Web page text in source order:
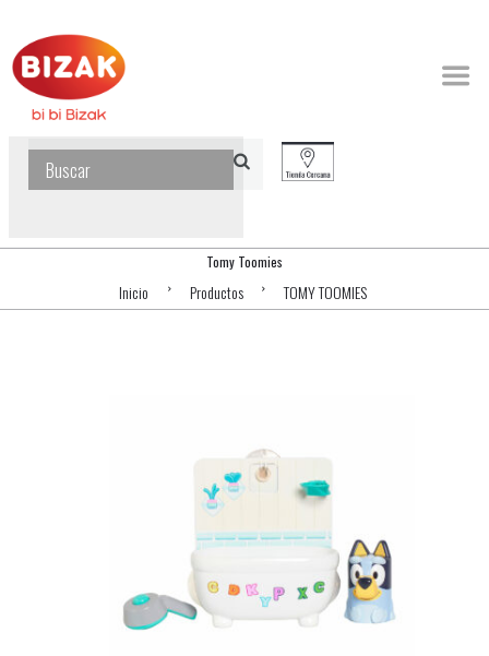
Tomy Toomies
Inicio Productos TOMY TOOMIES